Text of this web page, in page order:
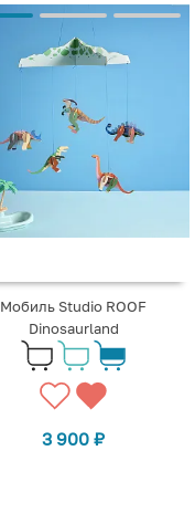
Мобиль Studio ROOF
Dinosaurland
3 900 ₽